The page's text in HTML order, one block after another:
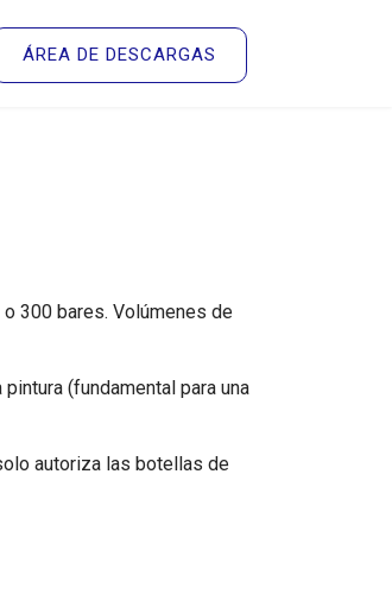
ÁREA DE DESCARGAS
300 bares. Volúmenes de
(fundamental para una
autoriza las botellas de